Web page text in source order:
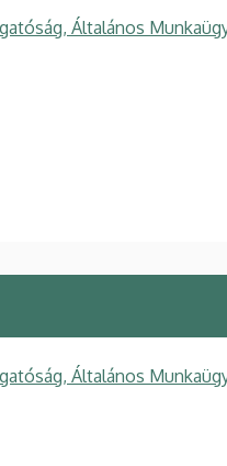
Általános
Általános